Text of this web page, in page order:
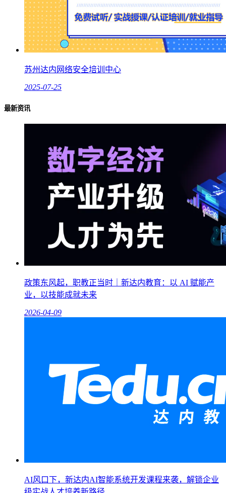
苏州达内网络安全培训中心
2025-07-25
最新资讯
政策东风起，职教正当时｜新达内教育：以 AI 赋能产
业，以技能成就未来
2026-04-09
AI风口下，新达内AI智能系统开发课程来袭，解锁企业